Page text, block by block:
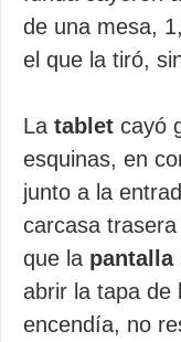
de una mesa,
el que la tiró,
La tablet cayó
esquinas, en
junto a la
carcasa
que la pantalla
abrir la tapa de
encendía, no